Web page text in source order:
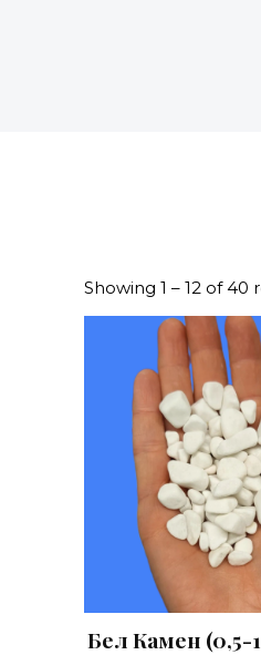
Showing 1 – 12 of 40
Бел Камен (0,5-